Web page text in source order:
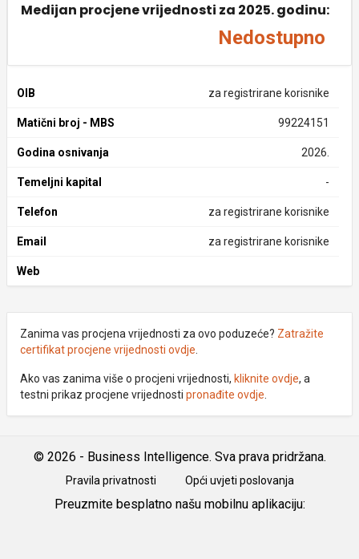
Medijan procjene vrijednosti za 2025. godinu:
Nedostupno
OIB za registrirane korisnike
Matični broj - MBS 99224151
Godina osnivanja 2026.
Temeljni kapital -
Telefon za registrirane korisnike
Email za registrirane korisnike
Web
Zanima vas procjena vrijednosti za ovo poduzeće? Zatražite
certifikat procjene vrijednosti ovdje
Ako vas zanima više o procjeni vrijednosti, kliknite ovdje, a
testni prikaz procjene vrijednosti pronađite ovdje
© 2026 - Business Intelligence. Sva prava pridržana.
Pravila privatnosti Opći uvjeti poslovanja
Preuzmite besplatno našu mobilnu aplikaciju: